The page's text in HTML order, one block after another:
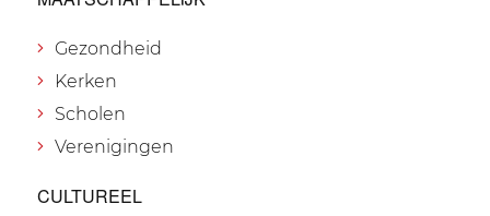
Gezondheid
Kerken
Scholen
Verenigingen
CULTUREEL